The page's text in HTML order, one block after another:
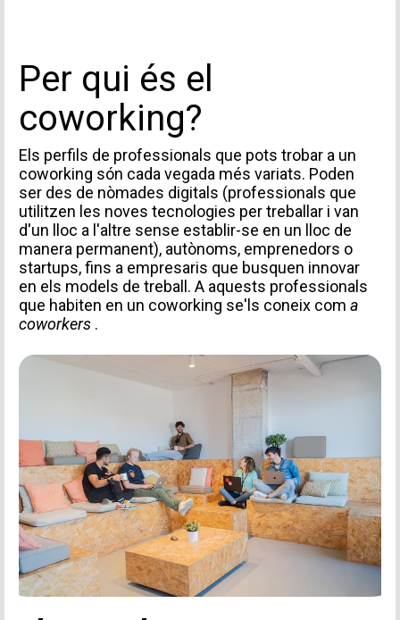
Per qui és el
coworking?
Els perfils de professionals que pots trobar a un
coworking són cada vegada més variats. Poden
ser des de nòmades digitals (professionals que
utilitzen les noves tecnologies per treballar i van
d'un lloc a l'altre sense establir-se en un lloc de
manera permanent), autònoms, emprenedors o
startups, fins a empresaris que busquen innovar
en els models de treball. A aquests professionals
que habiten en un coworking se'ls coneix com a
coworkers .